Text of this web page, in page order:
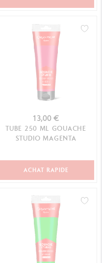
13,00 €
TUBE 250 ML GOUACHE
STUDIO MAGENTA
ACHAT RAPIDE